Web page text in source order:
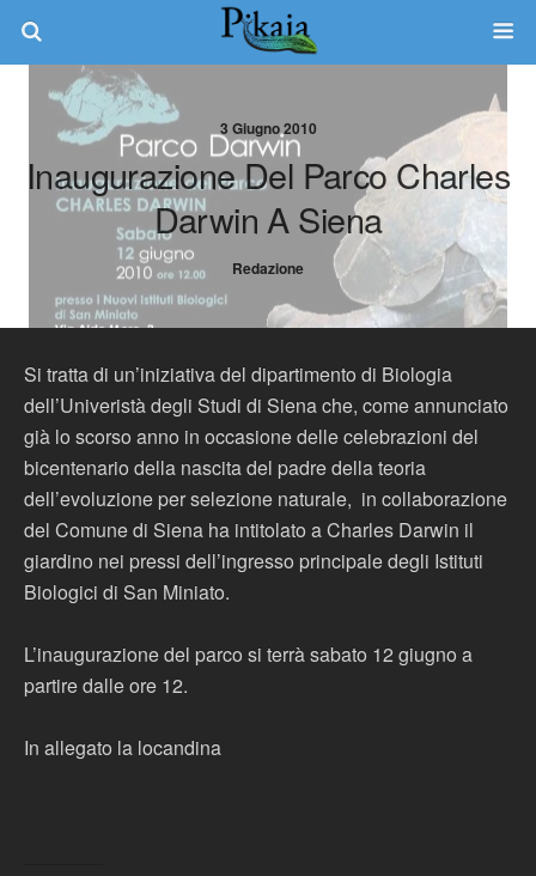
3 Giugno 2010
Inaugurazione Del Parco Charles
Darwin A Siena
Redazione
Si tratta di un’iniziativa del dipartimento di Biologia
dell’Univeristà degli Studi di Siena che, come annunciato
già lo scorso anno in occasione delle celebrazioni del
bicentenario della nascita del padre della teoria
dell’evoluzione per selezione naturale, in collaborazione
del Comune di Siena ha intitolato a Charles Darwin il
giardino nei pressi dell’ingresso principale degli Istituti
Biologici di San Miniato.
L’inaugurazione del parco si terrà sabato 12 giugno a
partire dalle ore 12.
In allegato la locandina